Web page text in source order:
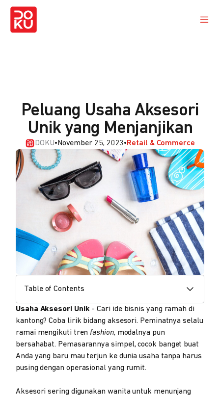
Peluang Usaha Aksesori
Unik yang Menjanjikan
DOKU• November 25, 2023•Retail & Commerce
Table of Contents
Usaha Aksesori Unik - Cari ide bisnis yang ramah di
kantong? Coba lirik bidang aksesori. Peminatnya selalu
ramai mengikuti tren fashion, modalnya pun
bersahabat. Pemasarannya simpel, cocok banget buat
Anda yang baru mau terjun ke dunia usaha tanpa harus
pusing dengan operasional yang rumit.
Aksesori sering digunakan wanita untuk menunjang